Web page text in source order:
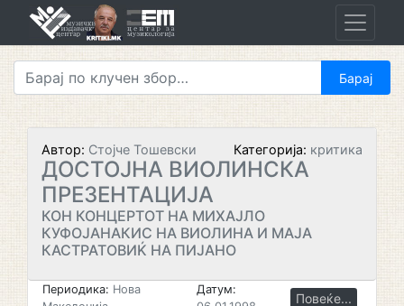
Автор: Стојче Тошевски Категорија: критика
ДОСТОЈНА ВИОЛИНСКА
ПРЕЗЕНТАЦИЈА
КОН КОНЦЕРТОТ НА МИХАЈЛО
КУФОЈАНАКИС НА ВИОЛИНА И МАЈА
КАСТРАТОВИЌ НА ПИЈАНО
Периодика: Нова
Датум:
Повеќе...